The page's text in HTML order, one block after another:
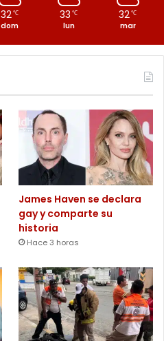
32℃
dom
33 ℃
lun
32℃
mar
James Haven se declara
gay y comparte su
historia
Hace 3 horas